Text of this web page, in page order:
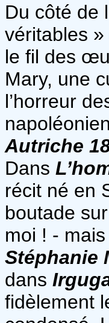
Du côté de
véritables »
le fil des
Mary, une
l’horreur
Autriche
Dans
récit né en
boutade
moi ! -
Stéphanie
dans
fidèlement